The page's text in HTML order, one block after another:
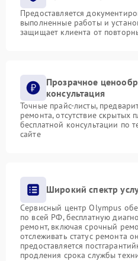
Предоставляется
выполненные работы и
защищает клиента от
Прозрачное
консультация
Точные прайс-листы,
ремонта, отсутствие скрытых
бесплатной консультации по
сайте
Широкий спектр
Сервисный центр Olympus
по всей РФ, бесплатную
ремонт, включая срочный
отслеживать статус ремонта
предоставляется
продления срока службы